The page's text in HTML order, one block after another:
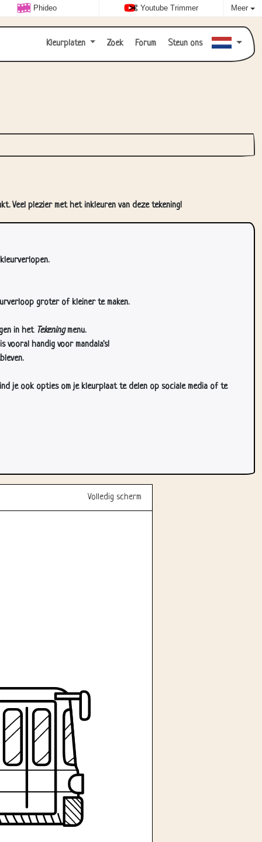
Phideo Youtube Trimmer Meer
Kleurplaten Zoek Forum Steun ons
Veel plezier met het inkleuren van deze tekening!
groter of kleiner te maken.
in het Tekeningmenu.
vooral handig voor mandala's!
je ook opties om je kleurplaat te delen op sociale media of te
Volledig scherm